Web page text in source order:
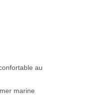
au
marine